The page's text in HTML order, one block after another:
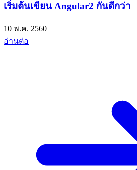
เริ่มต้นเขียน Angular2 กันดีกว่า
10 พ.ค. 2560
อ่านต่อ